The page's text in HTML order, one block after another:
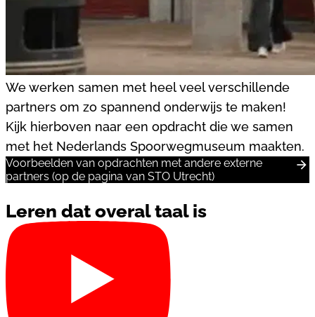
We werken samen met heel veel verschillende
partners om zo spannend onderwijs te maken!
Kijk hierboven naar een opdracht die we samen
met het Nederlands Spoorwegmuseum maakten.
Voorbeelden van opdrachten met andere externe
partners (op de pagina van STO Utrecht)
Leren dat overal taal is